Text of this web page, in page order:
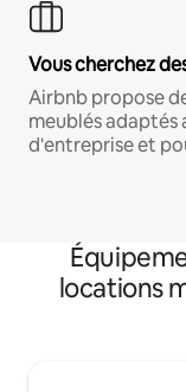
Vous cherchez
Airbnb propose
meublés adaptés
d'entreprise et
locations